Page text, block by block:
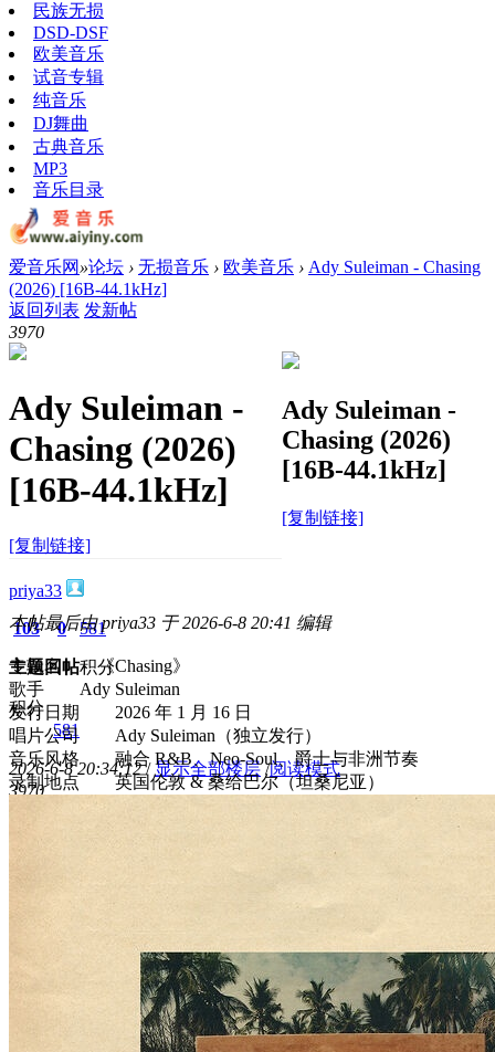
民族无损
DSD-DSF
欧美音乐
试音专辑
纯音乐
DJ舞曲
古典音乐
MP3
音乐目录
爱音乐网 »论坛 › 无损音乐 › 欧美音乐 › Ady Suleiman - Chasing
(2026) [16B-44.1kHz]
返回列表 发新帖
3970
Ady Suleiman -
Chasing (2026)
[16B-44.1kHz]
[复制链接]
Ady Suleiman -
Chasing (2026)
[16B-44.1kHz]
[复制链接]
priya33
103
主题
0
回帖
581
积分
积分
581
2026-6-8 20:34:12 / 显示全部楼层 /阅读模式
3970
本帖最后由 priya33 于 2026-6-8 20:41 编辑
专辑名 《Chasing》
歌手 Ady Suleiman
发行日期 2026 年 1 月 16 日
唱片公司 Ady Suleiman（独立发行）
音乐风格 融合 R&B、Neo-Soul、爵士与非洲节奏
录制地点 英国伦敦 & 桑给巴尔（坦桑尼亚）